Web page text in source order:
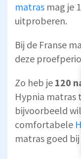
matras mag je
uitproberen.
Bij de Franse
deze
Zo heb je 120
Hypnia matras
bijvoorbeeld
comfortabele
matras goed